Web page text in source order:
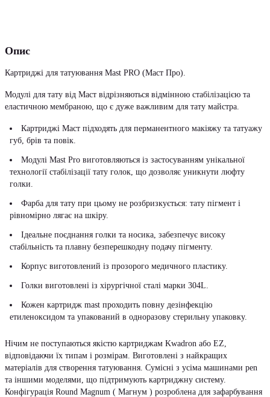
Опис
Картриджі для татуювання Mast PRO (Маст Про).
Модулі для тату від Маст відрізняються відмінною стабілізацією та
еластичною мембраною, що є дуже важливим для тату майстра.
Картриджі Маст підходять для перманентного макіяжу та татуажу
губ, брів та повік.
Модулі Mast Pro виготовляються із застосуванням унікальної
технології стабілізації тату голок, що дозволяє уникнути люфту
голки.
Фарба для тату при цьому не розбризкується: тату пігмент і
рівномірно лягає на шкіру.
Ідеальне поєднання голки та носика, забезпечує високу
стабільність та плавну безперешкодну подачу пігменту.
Корпус виготовлений із прозорого медичного пластику.
Голки виготовлені із хірургічної сталі марки 304L.
Кожен картридж mast проходить повну дезінфекцію
етиленоксидом та упакований в одноразову стерильну упаковку.
Нічим не поступаються якістю картриджам Kwadron або EZ,
відповідаючи їх типам і розмірам. Виготовлені з найкращих
матеріалів для створення татуювання. Сумісні з усіма машинами pen
та іншими моделями, що підтримують картриджну систему.
Конфігурація Round Magnum ( Магнум ) розроблена для зафарбування